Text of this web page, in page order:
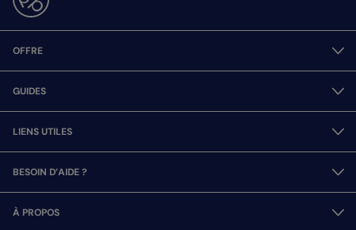
OFFRE
GUIDES
LIENS UTILES
BESOIN D’AIDE ?
À PROPOS